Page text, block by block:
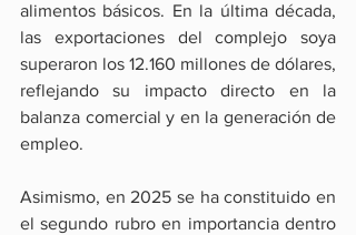
alimentos básicos. En la última década,
las exportaciones del complejo soya
superaron los 12.160 millones de dólares,
reflejando su impacto directo en la
balanza comercial y en la generación de
empleo.
Asimismo, en 2025 se ha constituido en
el segundo rubro en importancia dentro